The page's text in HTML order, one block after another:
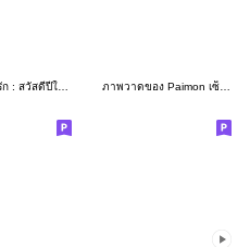
ภาพวาดของ Paimon เซ็ตที่ 39